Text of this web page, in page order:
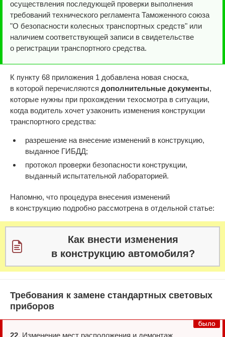
осуществления последующей проверки выполнения
требований технического регламента Таможенного союза
"О безопасности колесных транспортных средств" или
наличием соответствующей записи в свидетельстве
о регистрации транспортного средства.
К пункту 68 приложения 1 добавлена новая сноска,
в которой перечисляются дополнительные документы,
которые нужны при прохождении техосмотра в ситуации,
когда водитель хочет узаконить изменения конструкции
транспортного средства:
разрешение на внесение изменений в конструкцию,
выданное ГИБДД;
протокол проверки безопасности конструкции,
выданный испытательной лабораторией.
Напомню, что процедура внесения изменений
в конструкцию подробно рассмотрена в отдельной статье:
Как внести изменения
в конструкцию автомобиля?
Требования к замене стандартных световых
приборов
22. Изменение мест расположения и демонтаж